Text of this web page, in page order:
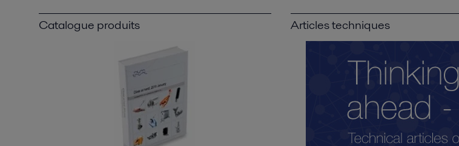
Catalogue produits Articles techniques